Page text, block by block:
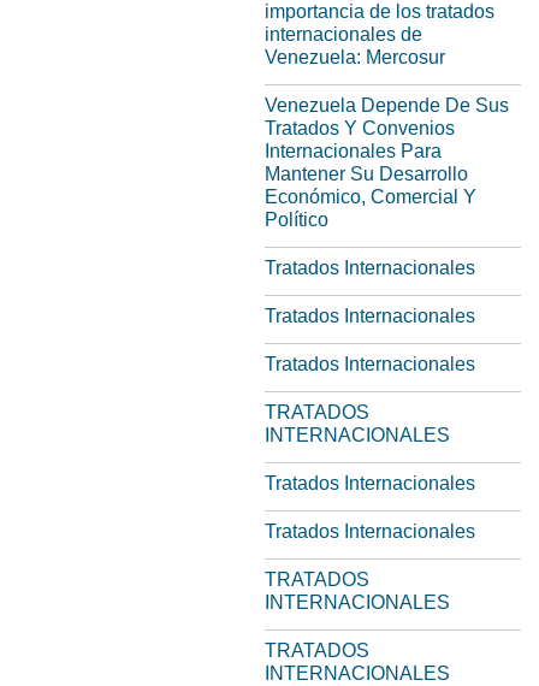
importancia de los tratados
internacionales de
Venezuela: Mercosur
Venezuela Depende De Sus
Tratados Y Convenios
Internacionales Para
Mantener Su Desarrollo
Económico, Comercial Y
Político
Tratados Internacionales
Tratados Internacionales
Tratados Internacionales
TRATADOS
INTERNACIONALES
Tratados Internacionales
Tratados Internacionales
TRATADOS
INTERNACIONALES
TRATADOS
INTERNACIONALES